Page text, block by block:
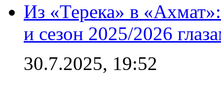
Из «Терека» в
и сезон 2025/2026
30.7.2025, 19:52